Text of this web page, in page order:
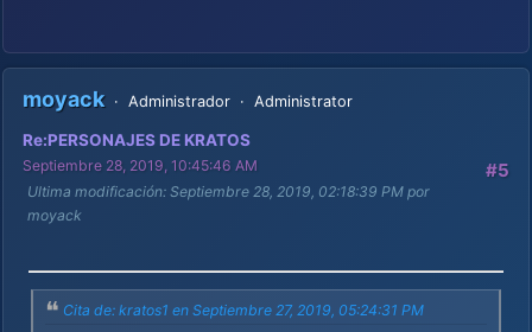
moyack Administrador Administrator
Re:PERSONAJES DE KRATOS
#5
Septiembre 28, 2019, 10:45:46 AM
Ultima modificación: Septiembre 28, 2019, 02:18:39 PM por
moyack
Cita de: kratos1 en Septiembre 27, 2019, 05:24:31 PM